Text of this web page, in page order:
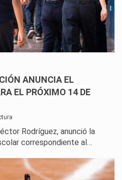
ANUNCIA EL
EL PRÓXIMO 14 DE
Rodríguez, anunció la
correspondiente al…